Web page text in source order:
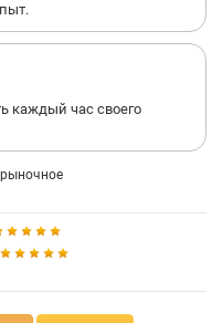
каждый час своего
рыночное